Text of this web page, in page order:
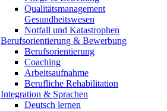
Qualitätsmanagement
Gesundheitswesen
Notfall und Katastrophen
Berufsorientierung & Bewerbung
Berufsorientierung
Coaching
Arbeitsaufnahme
Berufliche Rehabilitation
Integration & Sprachen
Deutsch lernen